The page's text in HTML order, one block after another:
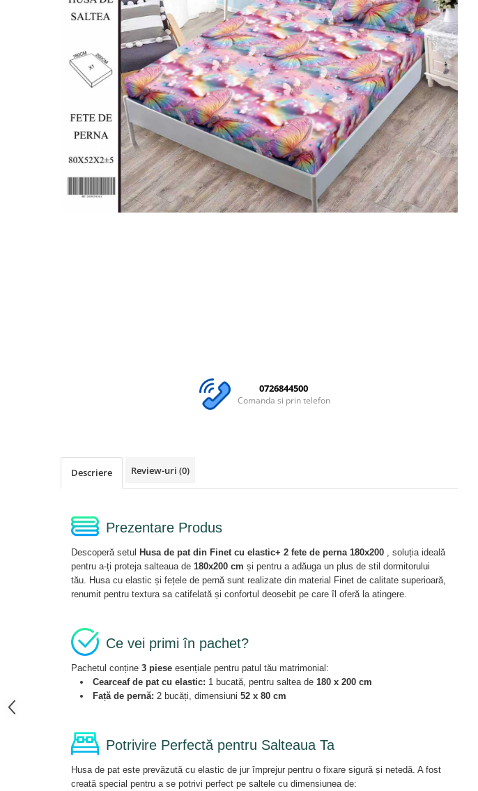
Lenjerii Creponate
Lenjerii de finet Iprimate Digital
Lenjerii de pat Bumbac 100%
Lenjerii de pat Finet + 2 Draperii
Lenjerii de pat Saten 4 piese cu
0726844500
Comanda si prin telefon
Descriere Review-uri (0)
Prezentare Produs
Descoperă setul Husa de pat din Finet cu elastic+ 2 fete de perna 180x200
, soluția ideală
pentru a-ți proteja salteaua de 180x200 cm și pentru a adăuga un plus de stil dormitorului
tău. Husa cu elastic și fețele de pernă sunt realizate din material Finet de calitate superioară,
renumit pentru textura sa catifelată și confortul deosebit pe care îl oferă la atingere.
Ce vei primi în pachet?
Pachetul conține 3 piese esențiale pentru patul tău matrimonial:
Cearceaf de pat cu elastic: 1 bucată, pentru saltea de 180 x 200 cm
Față de pernă: 2 bucăți, dimensiuni 52 x 80 cm
Potrivire Perfectă pentru Salteaua Ta
Husa de pat este prevăzută cu elastic de jur împrejur pentru o fixare sigură și netedă. A fost
creată special pentru a se potrivi perfect pe saltele cu dimensiunea de: